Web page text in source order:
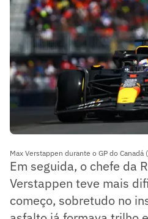
Max Verstappen durante o GP do
Em seguida, o chefe da
Verstappen teve mais
começo, sobretudo no